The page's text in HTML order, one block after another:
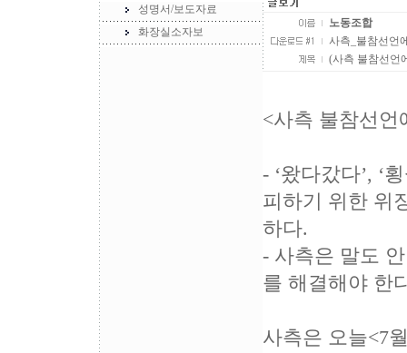
성명서/보도자료
화장실소자보
노동조합
사측_불참선언
(사측 불참선언
<사측 불참선언
- ‘왔다갔다’, ‘
피하기 위한 위
하다.
- 사측은 말도
를 해결해야 한
사측은 오늘<7